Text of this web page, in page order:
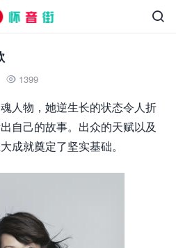

 1399
人物，她逆生长的状态令人折
自己的故事。出众的天赋以及
成就奠定了坚实基础。